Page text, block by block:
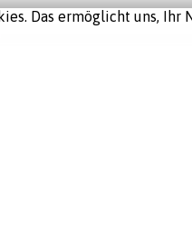
Das ermöglicht uns,